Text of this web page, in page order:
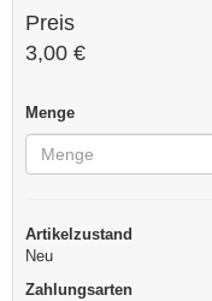
Preis
3,00 €
Menge
Artikelzustand
Neu
Zahlungsarten